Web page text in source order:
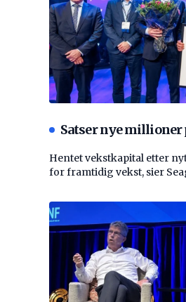
Satser nye millioner
Hentet vekstkapital etter
for framtidig vekst, sier